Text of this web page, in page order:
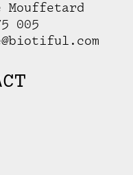
Mouffetard
005